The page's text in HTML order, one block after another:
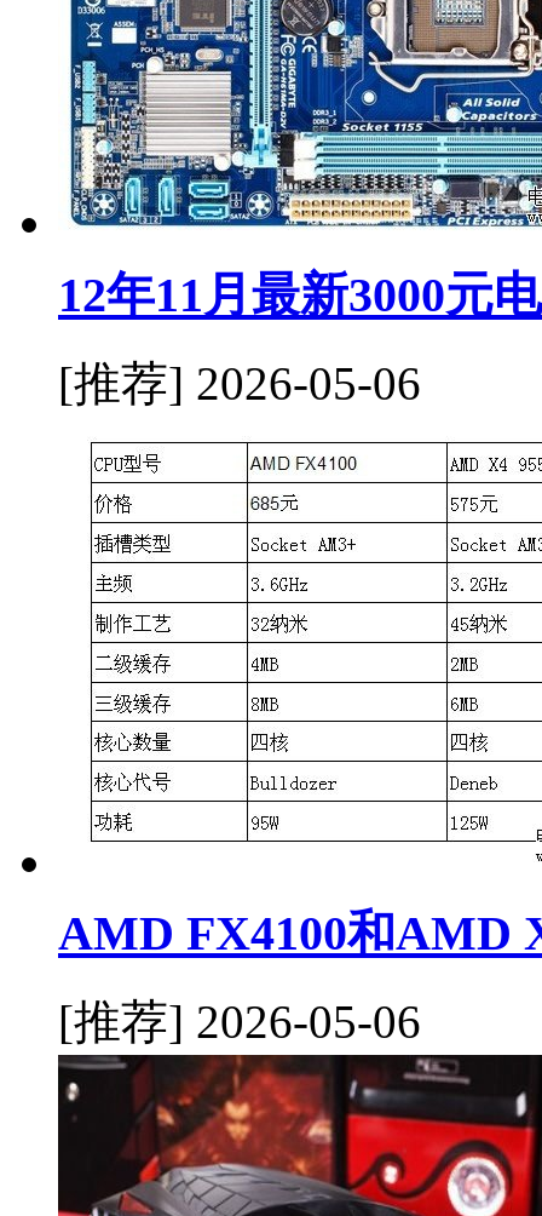
12年11月最新3000元
[推荐] 2026-05-06
AMD FX4100和AMD
[推荐] 2026-05-06